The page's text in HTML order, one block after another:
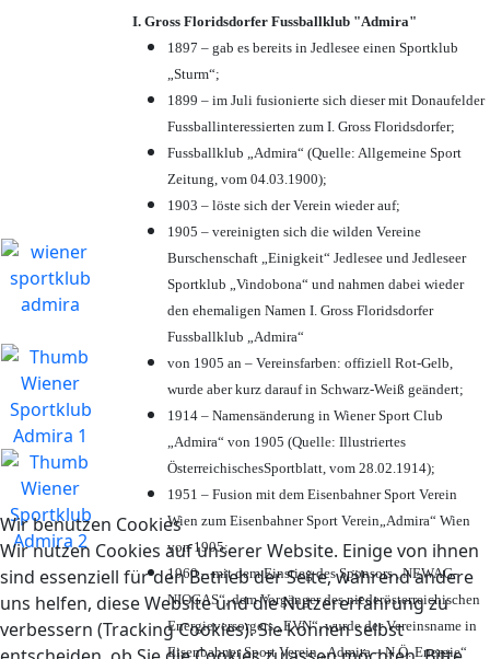
Wir benutzen Cookies
Wir nutzen Cookies auf unserer Website. Einige von ihnen
sind essenziell für den Betrieb der Seite, während andere
uns helfen, diese Website und die Nutzererfahrung zu
verbessern (Tracking Cookies). Sie können selbst
I. Gross Floridsdorfer Fussballklub "Admira"
1897 – gab es bereits in Jedlesee einen Sportklub
„Sturm“;
1899 – im Juli fusionierte sich dieser mit Donaufelder
Fussballinteressierten zum I. Gross Floridsdorfer;
Fussballklub „Admira“ (Quelle: Allgemeine Sport
Zeitung, vom 04.03.1900);
1903 – löste sich der Verein wieder auf;
1905 – vereinigten sich die wilden Vereine
Burschenschaft „Einigkeit“ Jedlesee und Jedleseer
Sportklub „Vindobona“ und nahmen dabei wieder
den ehemaligen Namen I. Gross Floridsdorfer
Fussballklub „Admira“
von 1905 an – Vereinsfarben: offiziell Rot-Gelb,
wurde aber kurz darauf in Schwarz-Weiß geändert;
1914 – Namensänderung in Wiener Sport Club
„Admira“ von 1905 (Quelle: Illustriertes
ÖsterreichischesSportblatt, vom 28.02.1914);
1951 – Fusion mit dem Eisenbahner Sport Verein
Wien zum Eisenbahner Sport Verein„Admira“ Wien
von 1905;
1960 – mit dem Einstieg des Sponsors „NEWAG-
NIOGAS“, dem Vorgänger des niederösterreichischen
Energieversorgers „EVN“, wurde der Vereinsname in
Eisenbahner Sport Verein „Admira – N.Ö. Energie“